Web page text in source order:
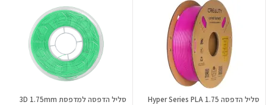
סליל הדפסה Hyper Series PLA 1.75 סליל הדפסה למדפסת 3D 1.75mm